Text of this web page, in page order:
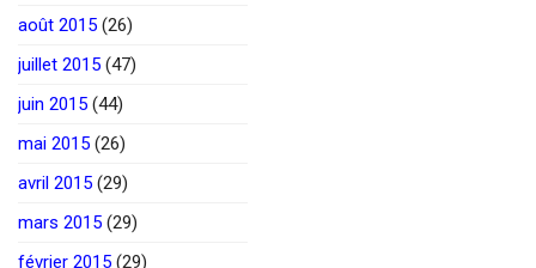
août 2015 (26)
juillet 2015 (47)
juin 2015 (44)
mai 2015 (26)
avril 2015 (29)
mars 2015 (29)
février 2015 (29)